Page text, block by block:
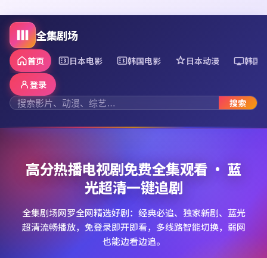
全集剧场
首页 日本电影 韩国电影 日本动漫 韩国
搜索
登录
高分热播电视剧免费全集观看 · 蓝
光超清一键追剧
全集剧场网罗全网精选好剧：经典必追、独家新剧、蓝光
超清流畅播放，免登录即开即看，多线路智能切换，弱网
也能边看边追。